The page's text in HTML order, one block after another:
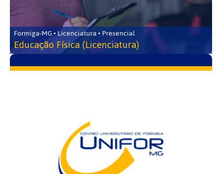
Formiga-MG • Licenciatura • Presencial
Educação Física (Licenciatura)